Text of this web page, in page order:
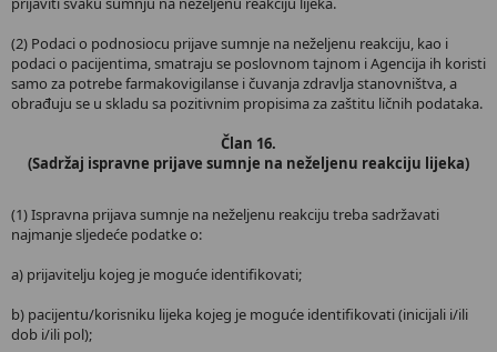
(2) Podaci o podnosiocu prijave sumnje na neželjenu reakciju, kao i
podaci o pacijentima, smatraju se poslovnom tajnom i Agencija ih koristi
samo za potrebe farmakovigilanse i čuvanja zdravlja stanovništva, a
obrađuju se u skladu sa pozitivnim propisima za zaštitu ličnih podataka.
Član 16.
(Sadržaj ispravne prijave sumnje na neželjenu reakciju lijeka)
(1) Ispravna prijava sumnje na neželjenu reakciju treba sadržavati
najmanje sljedeće podatke o:
a) prijavitelju kojeg je moguće identifikovati;
b) pacijentu/korisniku lijeka kojeg je moguće identifikovati (inicijali i/ili
dob i/ili pol);